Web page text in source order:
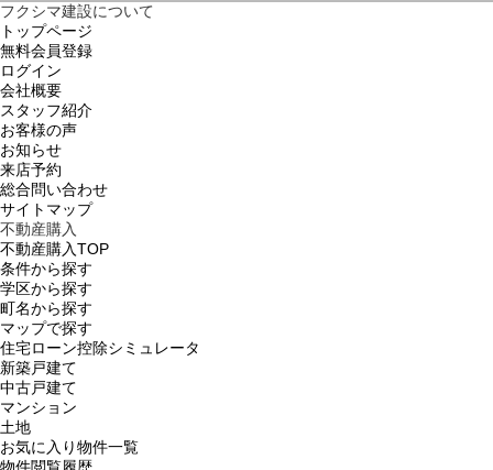
フクシマ建設について
トップページ
無料会員登録
ログイン
会社概要
スタッフ紹介
お客様の声
お知らせ
来店予約
総合問い合わせ
サイトマップ
不動産購入
不動産購入TOP
条件から探す
学区から探す
町名から探す
マップで探す
住宅ローン控除シミュレータ
新築戸建て
中古戸建て
マンション
土地
お気に入り物件一覧
物件閲覧履歴